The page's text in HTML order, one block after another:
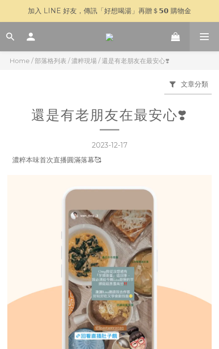
🥣 父親節快閃 𝟳 天｜全館 $𝟴𝟴𝟴 全家超取免運
加入 LINE 好友，傳訊「好想喝湯」再贈＄𝟱𝟬 購物金
🥣 父親節快閃 𝟳 天｜全館 $𝟴𝟴𝟴 全家超取免運
Home /部落格列表 /濃粹現場 /還是有老朋友在最安心❣️
文章分類
還是有老朋友在最安心❣️
2023-12-17
濃粹本味首次直播圓滿落幕🥰